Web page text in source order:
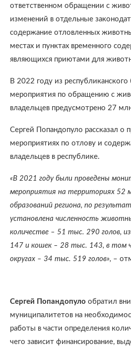
ответственном обращении с
изменений в отдельные
содержание отловленных
местах и пунктах временного
являющихся приютами для
В 2022 году из
мероприятия по обращению с
владельцев предусмотрено 27
Сергей Попандопуло рассказал о
мероприятиях по отлову и
владельцев в республике.
«В 2021 году были проведены
мероприятия на территориях 52
образований региона, по
установлена численность
количестве – 51 тыс. 290 голов,
147 и кошек – 28 тыс. 143, в том
округах – 34 тыс. 519 голов», –
Сергей Попандопуло обратил
муниципалитетов на
работы в части определения
чего зависит финансирование,